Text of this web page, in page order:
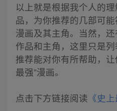
以上就是根据我个人的
品，为你推荐的几部可
漫画及其主角。当然，
作品和主角，这里只是
推荐能对你有所帮助，
最强”漫画。
点击下方链接阅读 《史